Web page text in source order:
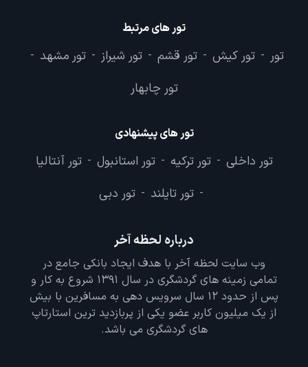
تور های مرتبط
تور - تور کیش - تور قشم - تور شیراز - تور مشهد -
تور چابهار
تور های پیشنهادی
تور داخلی - تور ترکیه - تور استانبول - تور آنتالیا
- تور تایلند - تور دبی
درباره لحظه آخر
وب سایت لحظه آخر با هدف ایجاد بانکی جامع در
تمامی زمینه های گردشگری در سال 1391 شروع به کار و
پس از حدود 12 سال سرویس دهی به مسافرین با بیش
از یک میلیون کاربر عضو یکی از پربازدید ترین استارتاپ
های گردشگری می باشد.